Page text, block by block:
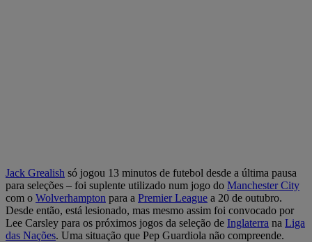
Jack Grealish só jogou 13 minutos de futebol desde a última pausa
para seleções – foi suplente utilizado num jogo do Manchester City
com o Wolverhampton para a Premier League a 20 de outubro.
Desde então, está lesionado, mas mesmo assim foi convocado por
Lee Carsley para os próximos jogos da seleção de Inglaterra na Liga
das Nações. Uma situação que Pep Guardiola não compreende.